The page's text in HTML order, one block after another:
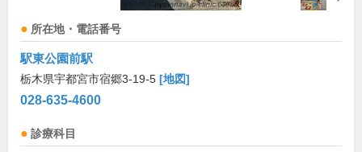
所在地・電話番号
駅東公園前駅
栃木県宇都宮市宿郷3-19-5 [地図]
028-635-4600
診療科目